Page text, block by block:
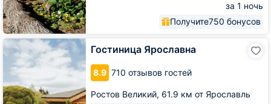
за 1 ночь
Получите750 бонусов
Гостиница Ярославна
8.9 710 отзывов гостей
Ростов Великий, 61.9 км от Ярославль
Гостиница
Ярославна